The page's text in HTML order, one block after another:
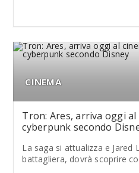
CINEMA
Tron: Ares, arriva oggi
cyberpunk secondo
La saga si attualizza e Jared
battagliera, dovrà scoprire